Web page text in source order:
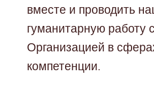
вместе и проводить
гуманитарную работу
Организацией в
компетенции.